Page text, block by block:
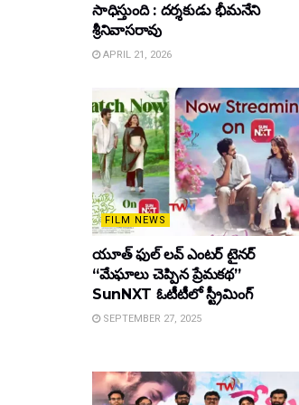
సాధిస్తుంది : దర్శకుడు భీమనేని
శ్రీనివాసరావు
APRIL 21, 2026
FILM NEWS
యూత్ ఫుల్ లవ్ ఎంటర్ టైనర్
“మేఘాలు చెప్పిన ప్రేమకథ”
SunNXT ఓటీటీలో స్ట్రీమింగ్
SEPTEMBER 27, 2025